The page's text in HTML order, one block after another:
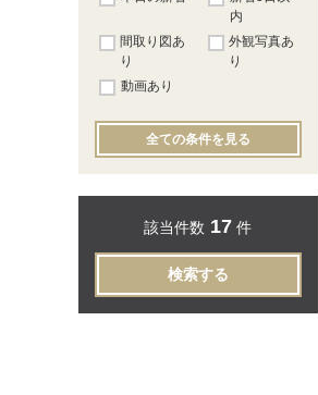
内
間取り図あ
り
外観写真あ
り
動画あり
全ての条件を見る
該当件数 17 件
検索する